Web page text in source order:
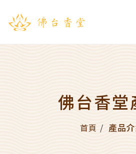
佛台香堂
首頁 產品